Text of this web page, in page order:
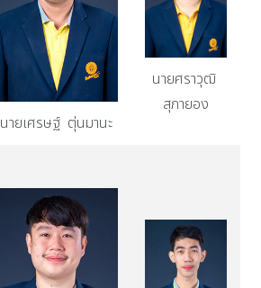
นายเศรษฐ์ ตุ่นมานะ
นายศราวุฒิ
สุภายอง